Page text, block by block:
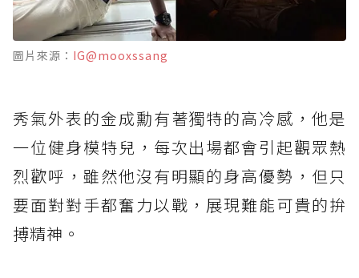
圖片來源： IG@mooxssang
秀氣外表的金成勳有著獨特的高冷感，他是
一位健身模特兒，每次出場都會引起觀眾熱
烈歡呼，雖然他沒有明顯的身高優勢，但只
要面對對手都奮力以戰，展現難能可貴的拚
搏精神。